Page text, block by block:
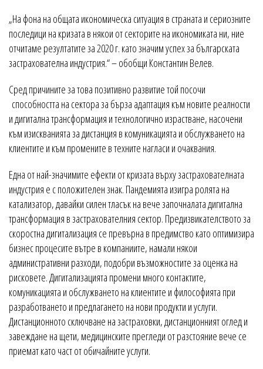
„На фона на общата икономическа ситуация в страната и сериозните
последици на кризата в някои от секторите на икономиката ни, ние
отчитаме резултатите за 2020 г. като значим успех за българската
застрахователна индустрия.“ – обобщи Константин Велев.
Сред причините за това позитивно развитие той посочи
способността на сектора за бърза адаптация към новите реалности
и дигитална трансформация и технологично израстване, насочени
към изискванията за дистанция в комуникацията и обслужването на
клиентите и към промените в техните нагласи и очаквания.
Една от най-значимите ефекти от кризата върху застрахователната
индустрия е с положителен знак. Пандемията изигра ролята на
катализатор, давайки силен тласък на вече започналата дигитална
трансформация в застрахователния сектор. Предизвикателството за
скоростна дигитализация се превърна в предимство като оптимизира
бизнес процесите вътре в компаниите, намали някои
административни разходи, подобри възможностите за оценка на
рисковете. Дигитализацията промени много контактите,
комуникацията и обслужването на клиентите и философията при
разработването и предлагането на нови продукти и услуги.
Дистанционното сключване на застраховки, дистанционният оглед и
завеждане на щети, медицинските прегледи от разстояние вече се
приемат като част от обичайните услуги.